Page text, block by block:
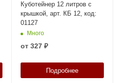
Куботейнер 12 литров с
крышкой, арт. КБ 12, код:
01127
Много
от 327 ₽
Подробнее